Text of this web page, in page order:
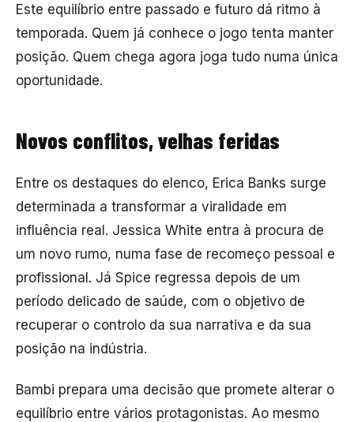
Este equilíbrio entre passado e futuro dá ritmo à
temporada. Quem já conhece o jogo tenta manter
posição. Quem chega agora joga tudo numa única
oportunidade.
Novos conflitos, velhas feridas
Entre os destaques do elenco, Erica Banks surge
determinada a transformar a viralidade em
influência real. Jessica White entra à procura de
um novo rumo, numa fase de recomeço pessoal e
profissional. Já Spice regressa depois de um
período delicado de saúde, com o objetivo de
recuperar o controlo da sua narrativa e da sua
posição na indústria.
Bambi prepara uma decisão que promete alterar o
equilíbrio entre vários protagonistas. Ao mesmo